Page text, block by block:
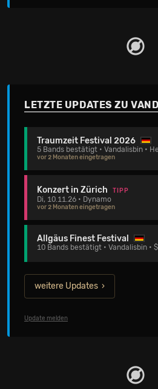
LETZTE UPDATES ZU
Traumzeit Festival 2026
5 Bands bestätigt • Vandalisbin •
vor 2 Monaten eingetragen
Konzert in Zürich TIPP
Di, 10.11.26 • Dynamo
vor 2 Monaten eingetragen
Allgäus Finest Festival
10 Bands bestätigt • Vandalisbin •
weitere Updates
Update melden